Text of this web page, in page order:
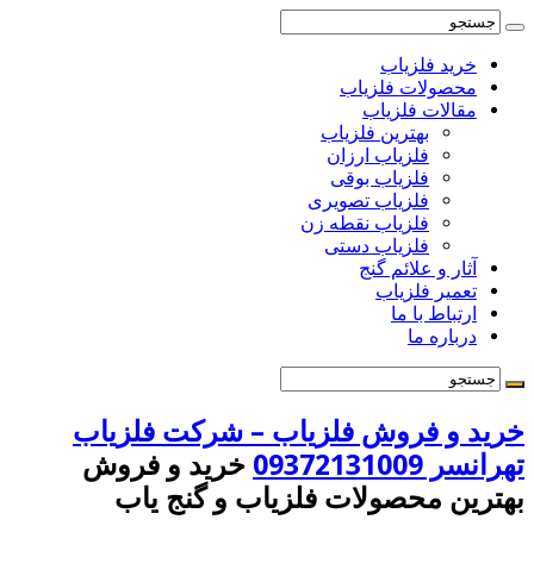
خرید فلزیاب
محصولات فلزیاب
مقالات فلزیاب
بهترین فلزیاب
فلزیاب ارزان
فلزیاب بوقی
فلزیاب تصویری
فلزیاب نقطه زن
فلزیاب دستی
آثار و علائم گنج
تعمیر فلزیاب
ارتباط با ما
درباره ما
خرید و فروش فلزیاب – شرکت فلزیاب
تهرانسر 09372131009
خرید و فروش
بهترین محصولات فلزیاب و گنج یاب